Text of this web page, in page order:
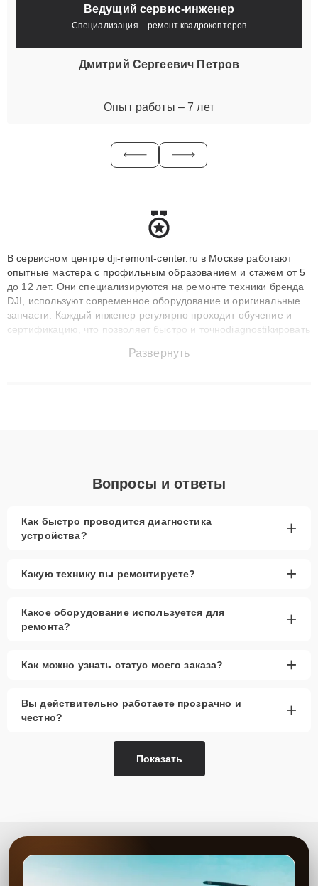
Ведущий сервис-инженер
Специализация – ремонт квадрокоптеров
Дмитрий Сергеевич Петров
Опыт работы – 7 лет
В сервисном центре dji-remont-center.ru в Москве работают
опытные мастера с профильным образованием и стажем от 5
до 12 лет. Они специализируются на ремонте техники бренда
DJI, используют современное оборудование и оригинальные
запчасти. Каждый инженер регулярно проходит обучение и
сертификацию, что позволяет быстро и точноdiagnostikировать
до 3 лет. Наши мастера решают сложные случаи: от замены
Развернуть
Вопросы и ответы
Как быстро проводится диагностика
устройства?
+
Какую технику вы ремонтируете? +
Какое оборудование используется для
ремонта?
+
Как можно узнать статус моего заказа? +
Вы действительно работаете прозрачно и
честно?
+
Показать